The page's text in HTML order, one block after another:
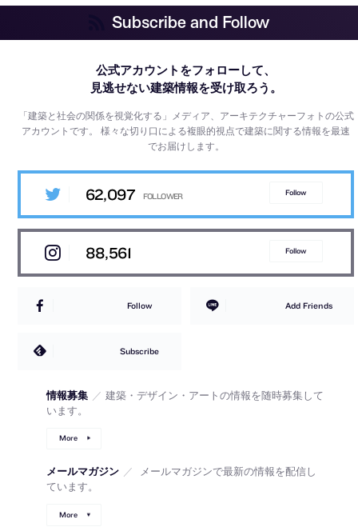
Subscribe and Follow
公式アカウントをフォローして、
見逃せない建築情報を受け取ろう。
「建築と社会の関係を視覚化する」メディア、アーキテクチャーフォトの公式
アカウントです。様々な切り口による複眼的視点で建築に関する情報を最速
でお届けします。
62,097 Follow
88,561 Follow
Follow Add Friends
Subscribe
情報募集 ／ 建築・デザイン・アートの情報を随時募集して
います。
More
メールマガジン ／
メールマガジンで最新の情報を配信し
ています。
More